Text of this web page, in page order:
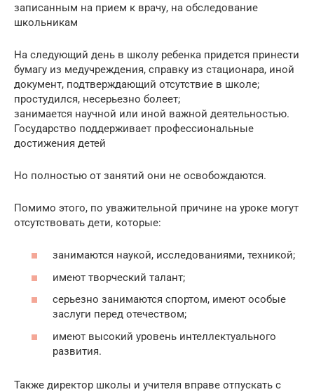
записанным на прием к врачу, на обследование
школьникам
На следующий день в школу ребенка придется принести
бумагу из медучреждения, справку из стационара, иной
документ, подтверждающий отсутствие в школе;
простудился, несерьезно болеет;
занимается научной или иной важной деятельностью.
Государство поддерживает профессиональные
достижения детей
Но полностью от занятий они не освобождаются.
Помимо этого, по уважительной причине на уроке могут
отсутствовать дети, которые:
занимаются наукой, исследованиями, техникой;
имеют творческий талант;
серьезно занимаются спортом, имеют особые
заслуги перед отечеством;
имеют высокий уровень интеллектуального
развития.
Также директор школы и учителя вправе отпускать с